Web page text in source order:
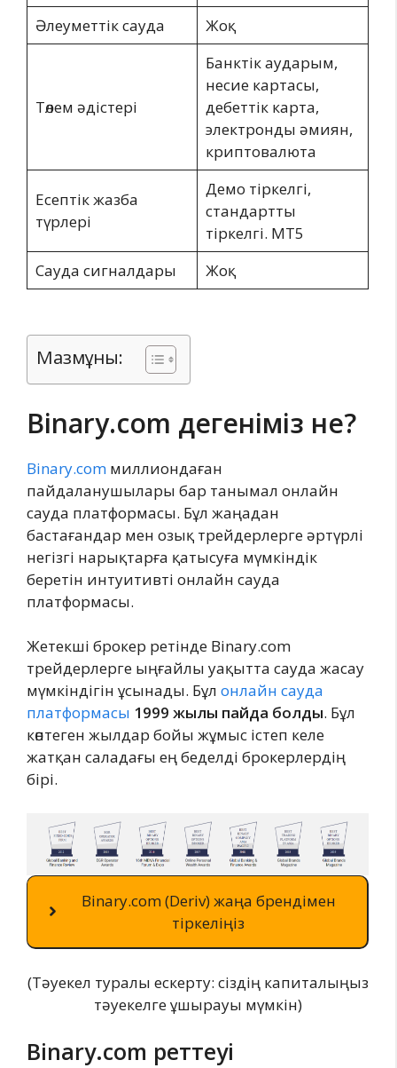
Әлеуметтік сауда
Жоқ
Төлем әдістері
Банктік аударым,
несие картасы,
дебеттік карта,
электронды әмиян,
криптовалюта
Есептік жазба
түрлері
Демо тіркелгі,
стандартты
тіркелгі. MT5
Сауда сигналдары
Жоқ
Мазмұны:
Binary.com дегеніміз не?
Binary.com миллиондаған
пайдаланушылары бар танымал онлайн
сауда платформасы. Бұл жаңадан
бастағандар мен озық трейдерлерге әртүрлі
негізгі нарықтарға қатысуға мүмкіндік
беретін интуитивті онлайн сауда
платформасы.
Жетекші брокер ретінде Binary.com
трейдерлерге ыңғайлы уақытта сауда жасау
мүмкіндігін ұсынады. Бұл онлайн сауда
платформасы 1999 жылы пайда болды. Бұл
көптеген жылдар бойы жұмыс істеп келе
жатқан саладағы ең беделді брокерлердің
бірі.
Binary.com (Deriv) жаңа брендімен
тіркеліңіз
(Тәуекел туралы ескерту: сіздің капиталыңыз
тәуекелге ұшырауы мүмкін)
Binary.com реттеуі